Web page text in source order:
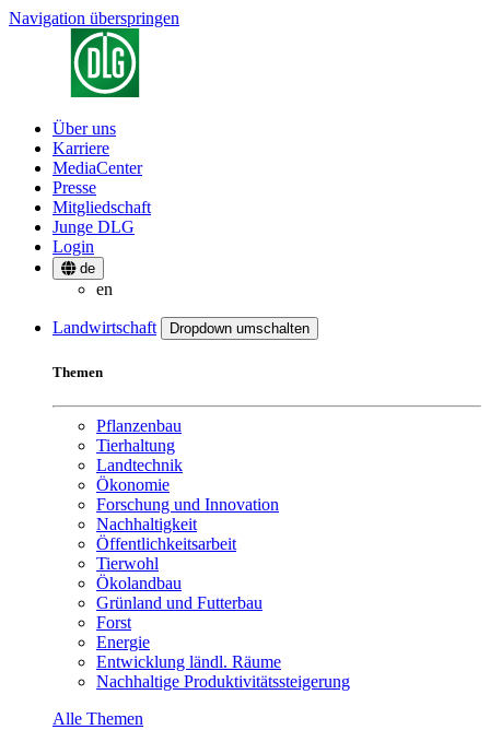
Navigation überspringen
Über uns
Karriere
MediaCenter
Presse
Mitgliedschaft
Junge DLG
Login
de
en
Landwirtschaft Dropdown umschalten
Themen
Pflanzenbau
Tierhaltung
Landtechnik
Ökonomie
Forschung und Innovation
Nachhaltigkeit
Öffentlichkeitsarbeit
Tierwohl
Ökolandbau
Grünland und Futterbau
Forst
Energie
Entwicklung ländl. Räume
Nachhaltige Produktivitätssteigerung
Alle Themen